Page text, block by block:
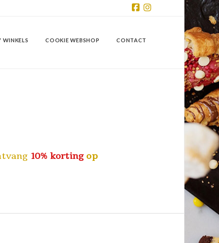
WINKELS COOKIE WEBSHOP CONTACT
10% korting op